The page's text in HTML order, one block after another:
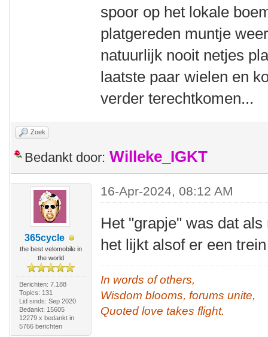
spoor op het lokale
platgereden muntje
natuurlijk nooit netjes
laatste paar wielen en
verder terechtkomen...
Zoek
Bedankt door: Willeke_IGKT
365cycle
the best velomobile in
the world
Berichten: 7.188
Topics: 131
Lid sinds: Sep 2020
Bedankt: 15605
12279 x bedankt in
5766 berichten
16-Apr-2024, 08:12 AM
Het "grapje" was dat
het lijkt alsof er een
In words of others,
Wisdom blooms, forums unite,
Quoted love takes flight.